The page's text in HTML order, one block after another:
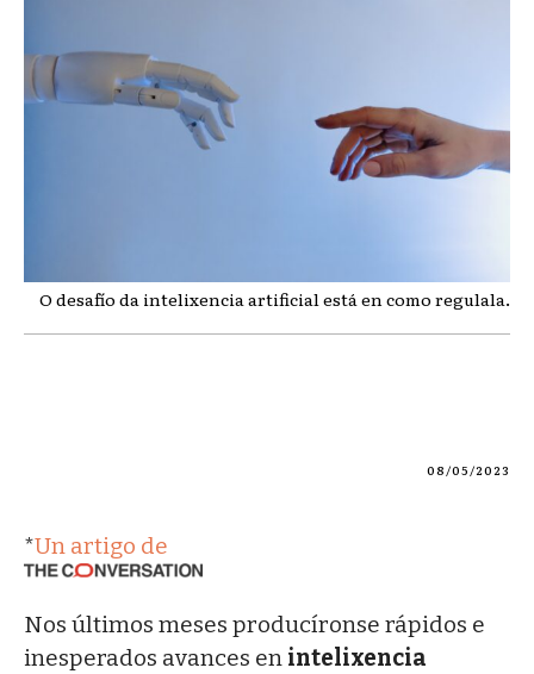
O desafío da intelixencia artificial está en como regulala.
08/05/2023
*Un artigo de
Nos últimos meses producíronse rápidos e
inesperados avances en intelixencia